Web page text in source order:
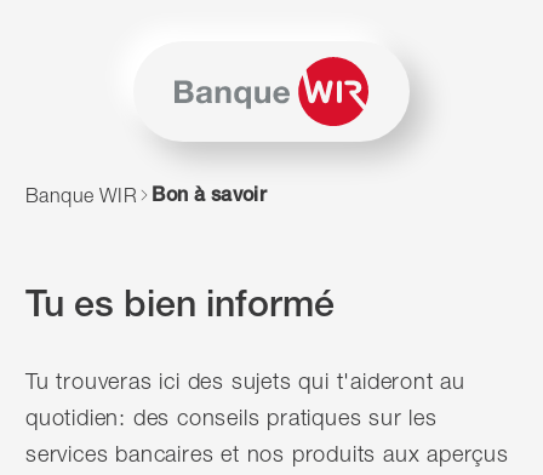
JavaScript est nécessaire pour naviguer sur ce site.
Banque WIR Bon à savoir
Tu es bien informé
Tu trouveras ici des sujets qui t'aideront au
quotidien: des conseils pratiques sur les
services bancaires et nos produits aux aperçus